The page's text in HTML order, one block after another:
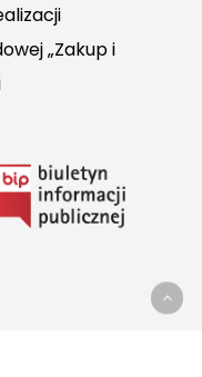
„Zakup i